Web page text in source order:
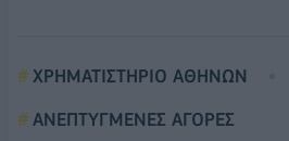
ΧΡΗΜΑΤΙΣΤΗΡΙΟ ΑΘΗΝΩΝ
ΑΝΕΠΤΥΓΜΕΝΕΣ ΑΓΟΡΕΣ